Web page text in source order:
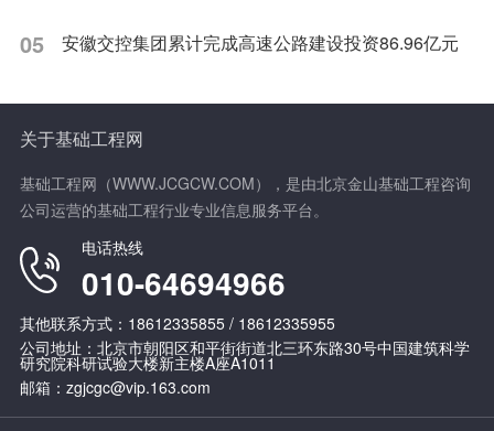
05 安徽交控集团累计完成高速公路建设投资86.96亿元
关于基础工程网
基础工程网（WWW.JCGCW.COM），是由北京金山基础工程咨询
公司运营的基础工程行业专业信息服务平台。
电话热线
010-64694966
其他联系方式：18612335855 / 18612335955
公司地址：北京市朝阳区和平街街道北三环东路30号中国建筑科学
研究院科研试验大楼新主楼A座A1011
邮箱：zgjcgc@vip.163.com